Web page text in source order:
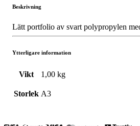
Beskrivning
Lätt portfolio av svart polypropylen
Ytterligare information
Vikt 1,00 kg
Storlek A3